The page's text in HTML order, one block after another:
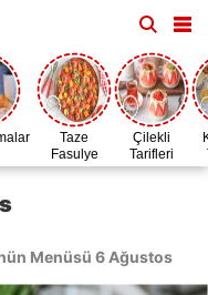
Taze
Fasulye
Zamanı
Çilekli
Tarifleri
Menüsü 6 Ağustos